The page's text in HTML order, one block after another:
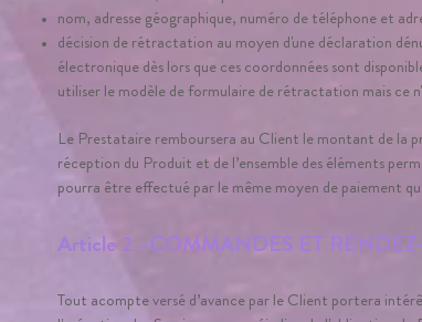
nom, adresse géographique, numéro de téléphone et
décision de rétractation au moyen d'une déclaration
électronique dès lors que ces coordonnées sont
utiliser le modèle de formulaire de rétractation mais ce
Le Prestataire remboursera au Client le montant de la
réception du Produit et de l’ensemble des éléments
pourra être effectué par le même moyen de paiement
Article 2 –COMMANDES ET
Tout acompte versé d’avance par le Client portera